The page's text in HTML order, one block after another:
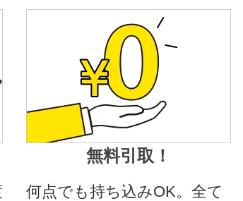
無料引取！
何点でも持ち込みOK。全て